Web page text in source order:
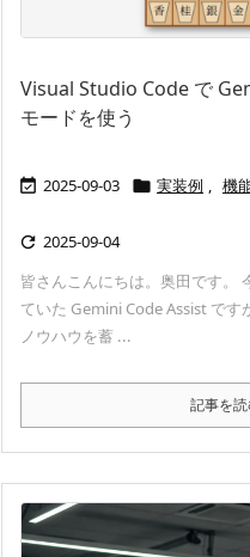
Visual Studio Code で
モードを使う
 2025-09-03  実装例 , 機
 2025-09-04
皆さんこんにちは。奥田です。
ていた Gemini Code Assist で
ノウハウを蓄 ...
記事を